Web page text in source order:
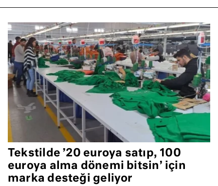
Tekstilde ’20 euroya satıp, 100
euroya alma dönemi bitsin’ için
marka desteği geliyor